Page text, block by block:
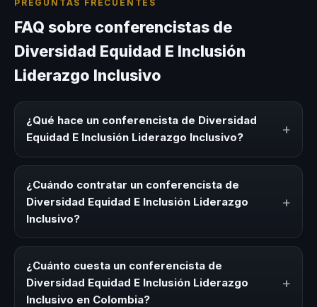
PREGUNTAS FRECUENTES
FAQ sobre conferencistas de
Diversidad Equidad E Inclusión
Liderazgo Inclusivo
¿Qué hace un conferencista de Diversidad
Equidad E Inclusión Liderazgo Inclusivo?
+
Liderazgo Inclusivo es un experto que comparte
conocimiento, estrategias y experiencias sobre este tema
en eventos corporativos, convenciones y seminarios. Su
objetivo es generar reflexión, inspiración y herramientas
aplicables para la audiencia.
¿Cuándo contratar un conferencista de
Diversidad Equidad E Inclusión Liderazgo
Inclusivo?
+
E Inclusión Liderazgo Inclusivo para kick-offs,
convenciones anuales, programas de desarrollo, eventos
de integración o cuando tu organización necesita
¿Cuánto cuesta un conferencista de
Diversidad Equidad E Inclusión Liderazgo
Inclusivo en Colombia?
+